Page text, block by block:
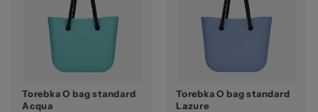
Torebka O bag standard
Acqua
Torebka O bag standard
Lazure